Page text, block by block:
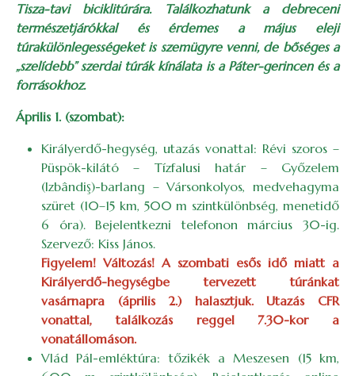
Tisza-tavi biciklitúrára. Találkozhatunk a debreceni
természetjárókkal és érdemes a május eleji
túrakülönlegességeket is szemügyre venni, de bőséges a
„szelídebb” szerdai túrák kínálata is a Páter-gerincen és a
forrásokhoz.
Április 1. (szombat):
Királyerdő-hegység, utazás vonattal: Révi szoros –
Püspök-kilátó – Tízfalusi határ – Győzelem
(Izbândiş)-barlang – Vársonkolyos, medvehagyma
szüret (10–15 km, 500 m szintkülönbség, menetidő
6 óra). Bejelentkezni telefonon március 30-ig.
Szervező: Kiss János.
Figyelem! Változás! A szombati esős idő miatt a
Királyerdő-hegységbe tervezett túránkat
vasárnapra (április 2.) halasztjuk. Utazás CFR
vonattal, találkozás reggel 7.30-kor a
vonatállomáson.
Vlád Pál-emléktúra: tőzikék a Meszesen (15 km,